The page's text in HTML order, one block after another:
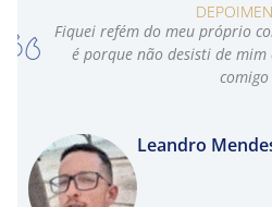
Fiquei refém do meu próprio
é porque não desisti de mim
comigo
Leandro